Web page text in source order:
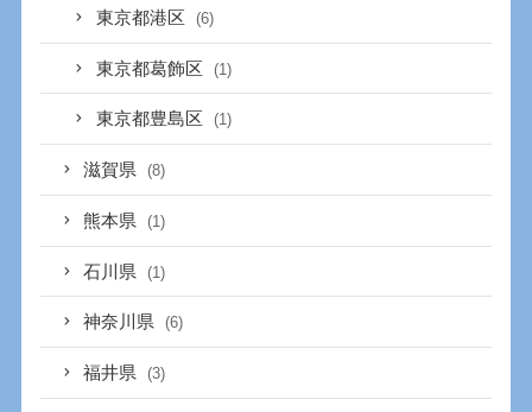
東京都港区 (6)
東京都葛飾区 (1)
東京都豊島区 (1)
滋賀県 (8)
熊本県 (1)
石川県 (1)
神奈川県 (6)
福井県 (3)